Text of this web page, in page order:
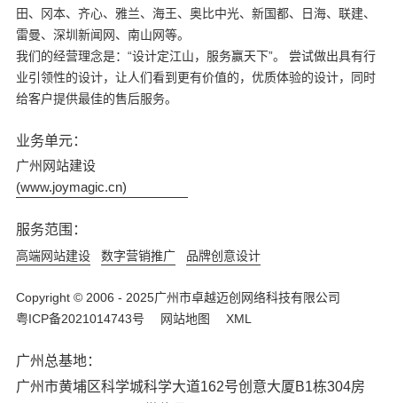
田、冈本、齐心、雅兰、海王、奥比中光、新国都、日海、联建、
雷曼、深圳新闻网、南山网等。
我们的经营理念是：“设计定江山，服务赢天下”。 尝试做出具有行
业引领性的设计，让人们看到更有价值的，优质体验的设计，同时
给客户提供最佳的售后服务。
业务单元：
广州网站建设
(www.joymagic.cn)
服务范围：
高端网站建设 数字营销推广 品牌创意设计
Copyright © 2006 - 2025广州市卓越迈创网络科技有限公司
粤ICP备2021014743号
网站地图 XML
广州总基地：
广州市黄埔区科学城科学大道162号创意大厦B1栋304房